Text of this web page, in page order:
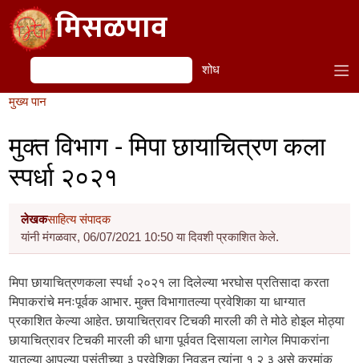
Skip to main contentमिसळपाव
शोध शोध
मुख्य पान
मुक्त विभाग - मिपा छायाचित्रण कला
स्पर्धा २०२१
लेखकसाहित्य संपादक
यांनी मंगळवार, 06/07/2021 10:50 या दिवशी प्रकाशित केले.
मिपा छायाचित्रणकला स्पर्धा २०२१ ला दिलेल्या भरघोस प्रतिसादा करता
मिपाकरांचे मनःपूर्वक आभार. मुक्त विभागातल्या प्रवेशिका या धाग्यात
प्रकाशित केल्या आहेत. छायाचित्रावर टिचकी मारली की ते मोठे होइल मोठ्या
छायाचित्रावर टिचकी मारली की धागा पूर्ववत दिसायला लागेल मिपाकरांना
यातल्या आपल्या पसंतीच्या ३ प्रवेशिका निवडून त्यांना १ २ ३ असे क्रमांक